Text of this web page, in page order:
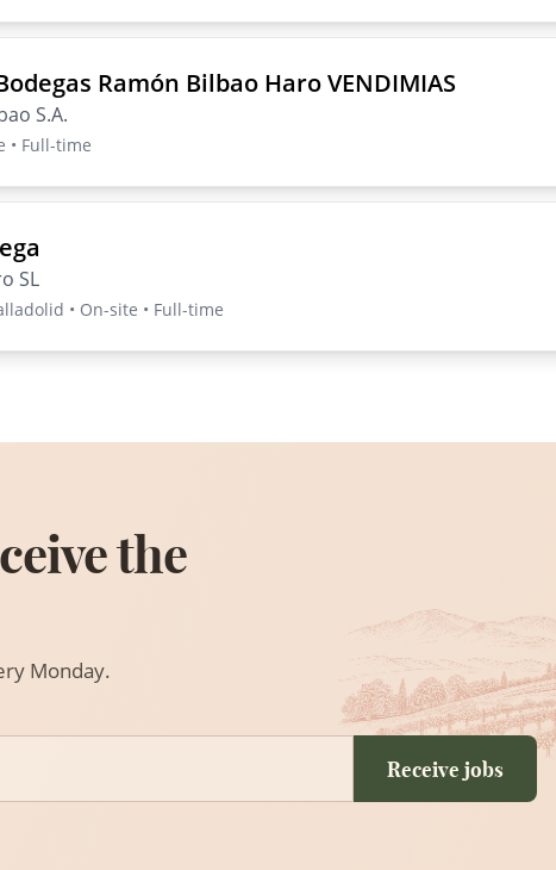
Ramón Bilbao Haro VENDIMIAS
S.A.
• Full-time
SL
• On-site • Full-time
the
Monday.
Receive jobs